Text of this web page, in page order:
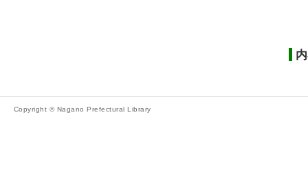
Copyright © Nagano Prefectural Library